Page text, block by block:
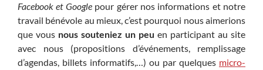
Facebook et Googlepour gérer nos informations et notre
travail bénévole au mieux, c’est pourquoi nous aimerions
que vous nous souteniez un peu en participant au site
avec nous (propositions d’événements, remplissage
d’agendas, billets informatifs,…) ou par quelques micro-